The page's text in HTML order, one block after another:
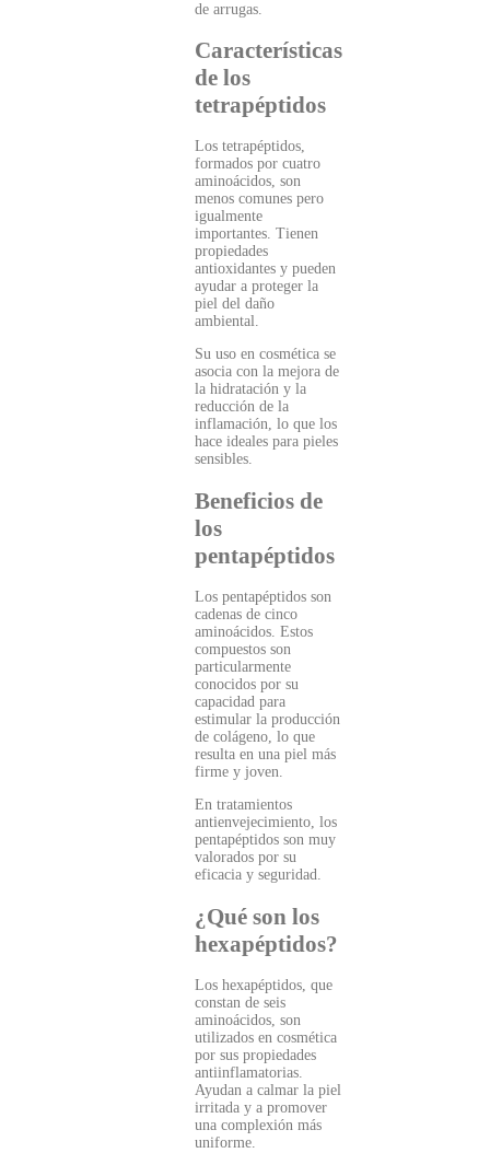
de arrugas.
Características
de los
tetrapéptidos
Los tetrapéptidos,
formados por cuatro
aminoácidos, son
menos comunes pero
igualmente
importantes. Tienen
propiedades
antioxidantes y pueden
ayudar a proteger la
piel del daño
ambiental.
Su uso en cosmética se
asocia con la mejora de
la hidratación y la
reducción de la
inflamación, lo que los
hace ideales para pieles
sensibles.
Beneficios de
los
pentapéptidos
Los pentapéptidos son
cadenas de cinco
aminoácidos. Estos
compuestos son
particularmente
conocidos por su
capacidad para
estimular la producción
de colágeno, lo que
resulta en una piel más
firme y joven.
En tratamientos
antienvejecimiento, los
pentapéptidos son muy
valorados por su
eficacia y seguridad.
¿Qué son los
hexapéptidos?
Los hexapéptidos, que
constan de seis
aminoácidos, son
utilizados en cosmética
por sus propiedades
antiinflamatorias.
Ayudan a calmar la piel
irritada y a promover
una complexión más
uniforme.